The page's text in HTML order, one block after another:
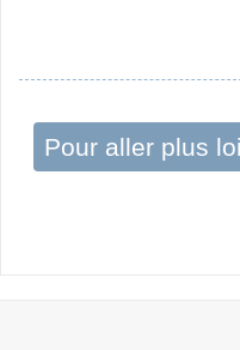
Pour aller plus